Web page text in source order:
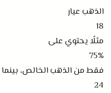
الذهب عيار
18
مثلًا يحتوي على
75%
فقط من الذهب الخالص، بينما
24